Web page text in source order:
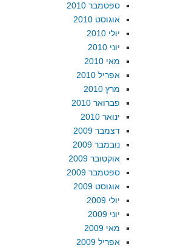
ספטמבר 2010
אוגוסט 2010
יולי 2010
יוני 2010
מאי 2010
אפריל 2010
מרץ 2010
פברואר 2010
ינואר 2010
דצמבר 2009
נובמבר 2009
אוקטובר 2009
ספטמבר 2009
אוגוסט 2009
יולי 2009
יוני 2009
מאי 2009
אפריל 2009